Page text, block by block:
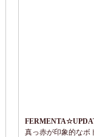
真っ赤が印象的なボ